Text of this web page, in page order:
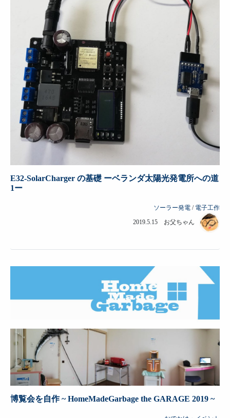
E32-SolarCharger の基礎 ーベランダ太陽光発電所への道
1ー
ソーラー発電 / 電子工作
2019.5.15 お父ちゃん
博覧会を自作 ~ HomeMadeGarbage the GARAGE 2019 ~